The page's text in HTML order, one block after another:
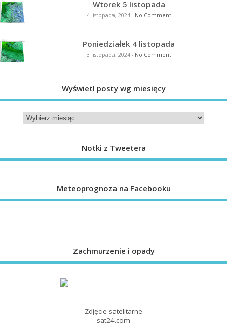
Wtorek 5 listopada
4 listopada, 2024- No Comment
Poniedziałek 4 listopada
3 listopada, 2024- No Comment
Wyświetl posty wg miesięcy
Notki z Tweetera
Meteoprognoza na Facebooku
Zachmurzenie i opady
Zdjęcie satelitarne
sat24.com